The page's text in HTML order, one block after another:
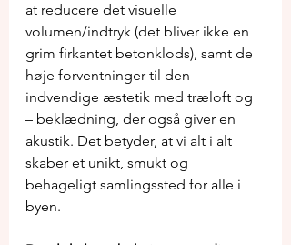
at reducere det visuelle
volumen/indtryk (det bliver ikke en
grim firkantet betonklods), samt de
høje forventninger til den
indvendige æstetik med træloft og
– beklædning, der også giver en
akustik. Det betyder, at vi alt i alt
skaber et unikt, smukt og
behageligt samlingssted for alle i
byen.